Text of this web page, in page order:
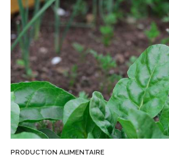
PRODUCTION ALIMENTAIRE